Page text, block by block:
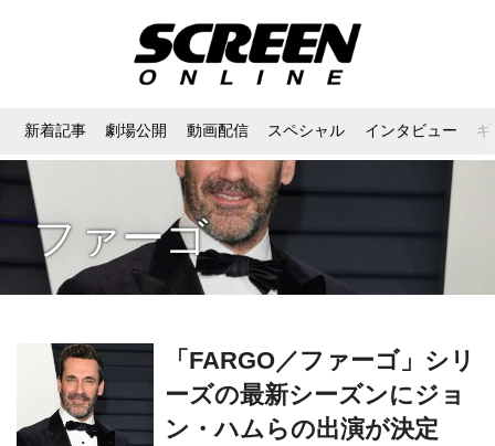
新着記事 劇場公開 動画配信 スペシャル インタビュー
ファーゴ
「FARGO／ファーゴ」シリ
ーズの最新シーズンにジョ
ン・ハムらの出演が決定